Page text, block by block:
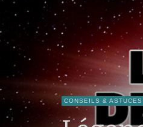
CONSEILS & ASTUCES